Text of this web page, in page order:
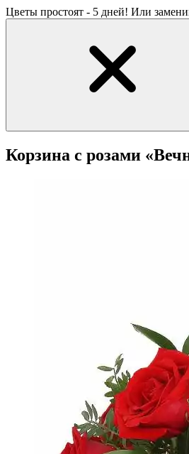
Цветы простоят - 5 дней! Или
Корзина с розами